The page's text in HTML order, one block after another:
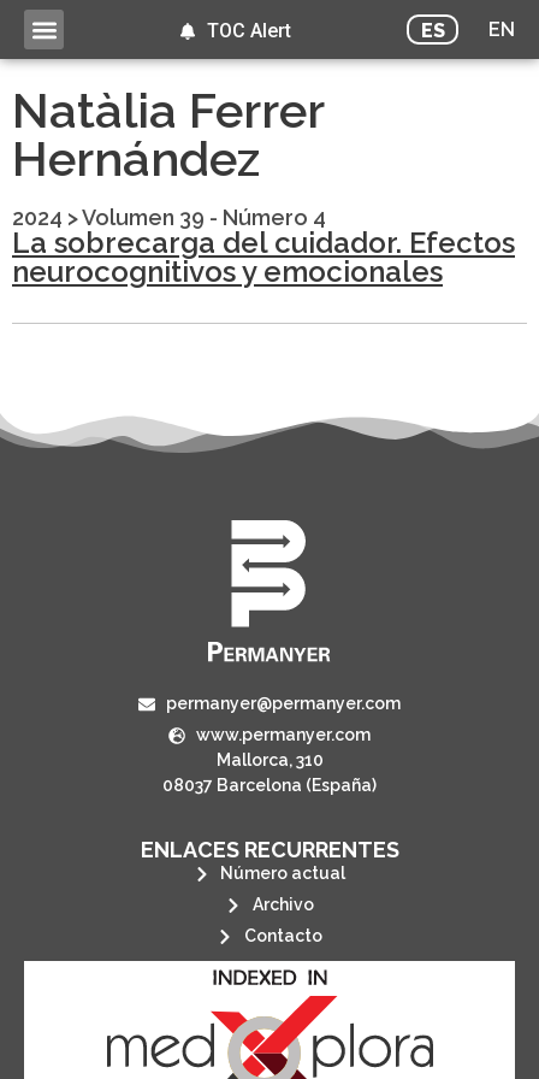
ES EN
TOC Alert
Natàlia Ferrer
Hernández
2024 >Volumen 39 - Número 4
La sobrecarga del cuidador. Efectos
neurocognitivos y emocionales
permanyer@permanyer.com
www.permanyer.com
Mallorca, 310
08037 Barcelona (España)
ENLACES RECURRENTES
Número actual
Archivo
Contacto